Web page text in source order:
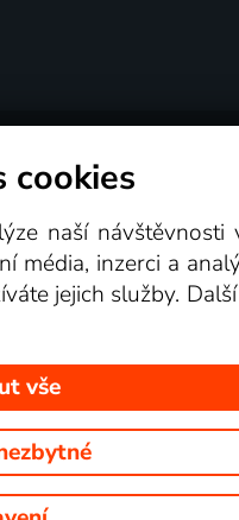
z pořadů TV stanic,
cookies
naší
inzerci a
jejich služby.
vše